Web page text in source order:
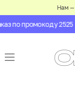
Нам —
по промокоду 2525